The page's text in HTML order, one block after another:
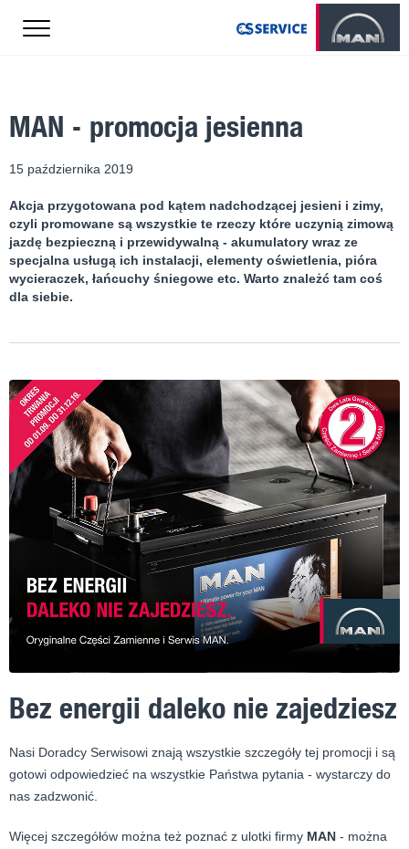
MAN - promocja jesienna
15 października 2019
Akcja przygotowana pod kątem nadchodzącej jesieni i zimy,
czyli promowane są wszystkie te rzeczy które uczynią zimową
jazdę bezpieczną i przewidywalną - akumulatory wraz ze
specjalna usługą ich instalacji, elementy oświetlenia, pióra
wycieraczek, łańcuchy śniegowe etc. Warto znależć tam coś
dla siebie.
Bez energii daleko nie zajedziesz
Nasi Doradcy Serwisowi znają wszystkie szczegóły tej promocji i są
gotowi odpowiedzieć na wszystkie Państwa pytania - wystarczy do
nas zadzwonić.
Więcej szczegółów można też poznać z ulotki firmy MAN - można